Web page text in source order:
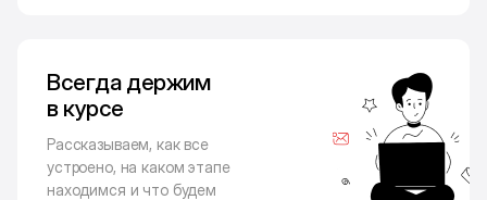
Всегда держим
в курсе
Рассказываем, как все
устроено, на каком этапе
находимся и что будем